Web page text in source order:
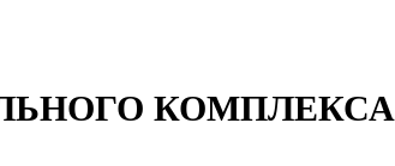
КОМПЛЕКСА